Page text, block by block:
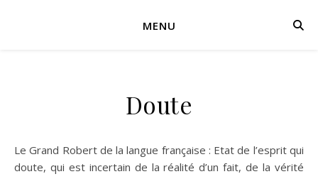
MENU
Doute
Le Grand Robert de la langue française : Etat de l’esprit qui
doute, qui est incertain de la réalité d’un fait, de la vérité